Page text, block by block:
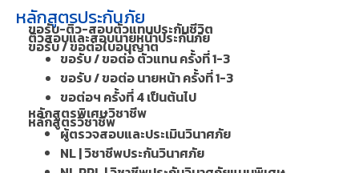
หลักสูตรประกันภัย
ขอรับ-ติว-สอบตัวแทนประกันชีวิต
ติวสอบและสอบนายหน้าประกันภัย
ขอรับ / ขอต่อใบอนุญาต
ขอรับ / ขอต่อ ตัวแทน ครั้งที่ 1-3
ขอรับ / ขอต่อ นายหน้า ครั้งที่ 1-3
ขอต่อฯ ครั้งที่ 4 เป็นต้นไป
หลักสูตรพิเศษวิชาชีพ
หลักสูตรวิชาชีพ
ผู้ตรวจสอบและประเมินวินาศภัย
NL | วิชาชีพประกันวินาศภัย